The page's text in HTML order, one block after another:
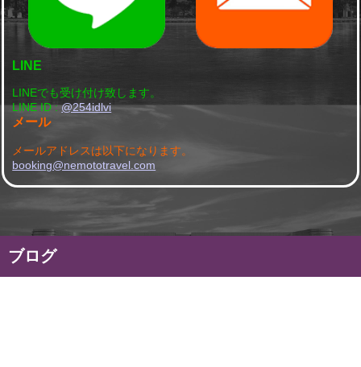
LINE
LINEでも受け付け致します。
LINE ID :@254idlvi
メール
メールアドレスは以下になります。
booking@nemototravel.com
ブログ